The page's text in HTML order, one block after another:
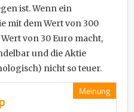
ist. Wenn ein
mit dem Wert von 300
von 30 Euro macht,
und die Aktie
nicht so teuer.
Meinung